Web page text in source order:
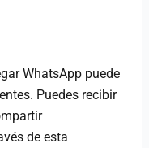
WhatsApp puede
Puedes recibir
de esta